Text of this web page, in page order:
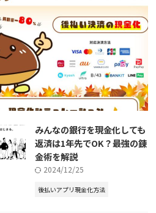
みんなの銀行を現金化しても
返済は1年先でOK？最強の錬
金術を解説
2024/12/25
後払いアプリ現金化方法